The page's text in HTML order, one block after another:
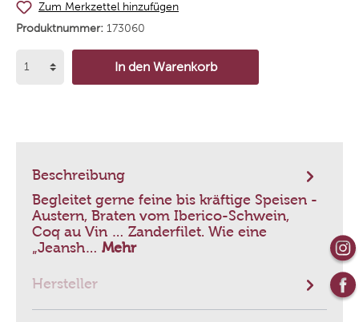
Zum Merkzettel hinzufügen
Produktnummer: 173060
In den Warenkorb
Beschreibung
Begleitet gerne feine bis kräftige Speisen -
Austern, Braten vom Iberico-Schwein,
Coq au Vin … Zanderfilet. Wie eine
„Jeansh… Mehr
Hersteller